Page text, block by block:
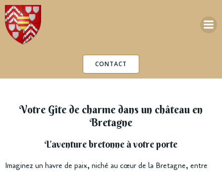
CONTACT
Votre Gîte de charme dans un château en
Bretagne
L’aventure bretonne à votre porte
Imaginez un havre de paix, niché au cœur de la Bretagne, entre